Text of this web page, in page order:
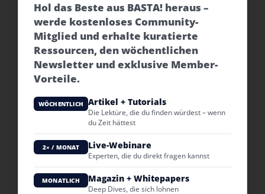
Hol das Beste aus BASTA! heraus –
werde kostenloses Community-
Mitglied und erhalte kuratierte
Ressourcen, den wöchentlichen
Newsletter und exklusive Member-
Vorteile.
WÖCHENTLICH Artikel + Tutorials
Die Lektüre, die du finden würdest – wenn
du Zeit hättest
2× / MONAT Live-Webinare
Experten, die du direkt fragen kannst
MONATLICH Magazin + Whitepapers
Deep Dives, die sich lohnen